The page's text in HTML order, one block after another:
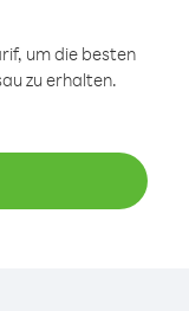
um die besten
zu erhalten.